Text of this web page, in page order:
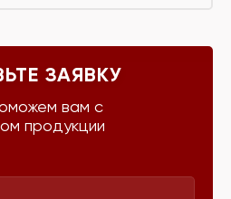
ЗАЯВКУ
вам с
продукции